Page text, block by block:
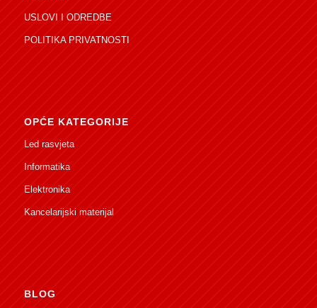
USLOVI I ODREDBE
POLITIKA PRIVATNOSTI
OPĆE KATEGORIJE
Led rasvjeta
Informatika
Elektronika
Kancelarijski materijal
BLOG